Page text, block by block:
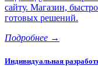
сайту. Магазин,
готовых решений.
Подробнее →
Индивидуальная